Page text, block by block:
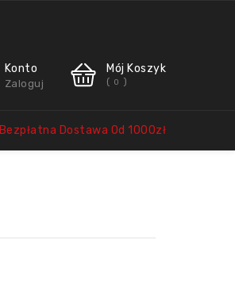
Konto
Zaloguj
Mój Koszyk
( 0 )
Bezpłatna Dostawa Od 1000zł